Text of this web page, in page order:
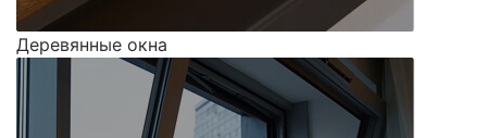
Деревянные окна